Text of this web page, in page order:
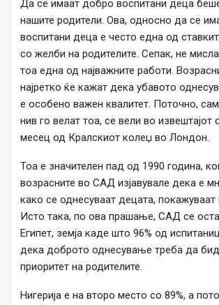
Да се имаат добро воспитани деца
нашите родители. Ова, односно да се
воспитани деца е често една од
со желби на родителите. Сепак, не
тоа една од најважните работи.
најретко ќе кажат дека убавото
е особено важен квалитет. Поточно,
нив го велат тоа, се вели во извештајот
месец од Кралскиот колеџ во Лондон.
Тоа е значителен пад од 1990 година,
возрасните во САД изјавувале дека е
како се однесуваат децата, покажуваат
Исто така, по ова прашање, САД се
Египет, земја каде што 96% од
дека доброто однесување треба да
приоритет на родителите.
Нигерија е на второ место со 89%, а